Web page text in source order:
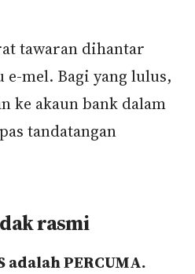
tawaran dihantar
e-mel. Bagi yang lulus,
ke akaun bank dalam
tandatangan
rasmi
adalah PERCUMA.